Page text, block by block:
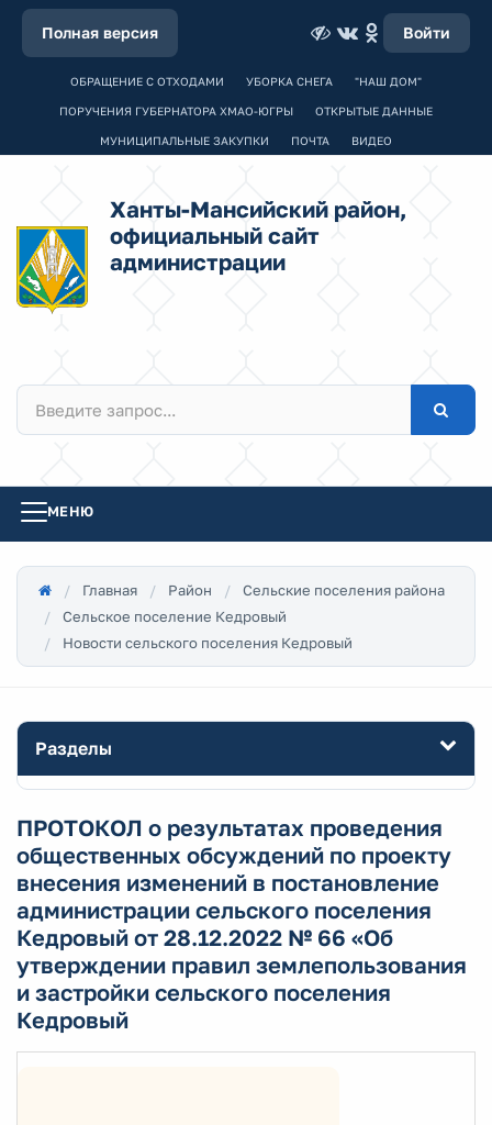
Полная версия Войти
ОБРАЩЕНИЕ С ОТХОДАМИ УБОРКА СНЕГА "НАШ ДОМ"
ПОРУЧЕНИЯ ГУБЕРНАТОРА ХМАО-ЮГРЫ ОТКРЫТЫЕ ДАННЫЕ
МУНИЦИПАЛЬНЫЕ ЗАКУПКИ ПОЧТА ВИДЕО
Ханты-Мансийский район,
официальный сайт
администрации
МЕНЮ
Главная Район
Сельские поселения района
Сельское поселение Кедровый
Новости сельского поселения Кедровый
Разделы
ПРОТОКОЛ о результатах проведения
общественных обсуждений по проекту
внесения изменений в постановление
администрации сельского поселения
Кедровый от 28.12.2022 № 66 «Об
утверждении правил землепользования
и застройки сельского поселения
Кедровый